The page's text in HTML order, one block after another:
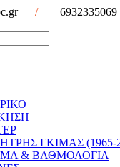
/ 6932335069
ΓΚΙΜΑΣ (1965-
& ΒΑΘΜΟΛΟΓΙΑ